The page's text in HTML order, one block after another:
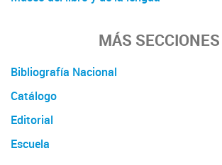
MÁS SECCIONES
Bibliografía Nacional
Catálogo
Editorial
Escuela